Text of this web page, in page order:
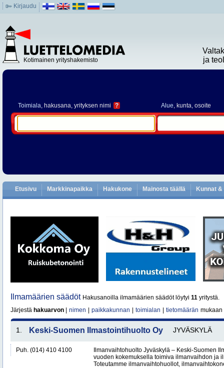
Kirjaudu
Kotimainen yrityshakemisto
ja
Toimiala, hakusana, yrityksen nimi ? Alue, kunta, osoite
Etusivu Markkinapaikka Hakukone Mainosta täällä Kunnat
Ilmamäärien säädöt Hakusanoilla ilmamäärien säädöt löytyi 11 yritystä.
Järjestä hakuarvon nimen paikkakunnan toimialan tietomäärän mukaan
1. Keski-Suomen Ilmastointihuolto Oy JYVÄSKYLÄ
Puh. (014) 410 4100
Ilmanvaihtohuolto Jyväskylä – Keski-Suomen
vuoden kokemuksella toimiva ilmanvaihdon ja
Toteutamme ilmanvaihtohuollot,